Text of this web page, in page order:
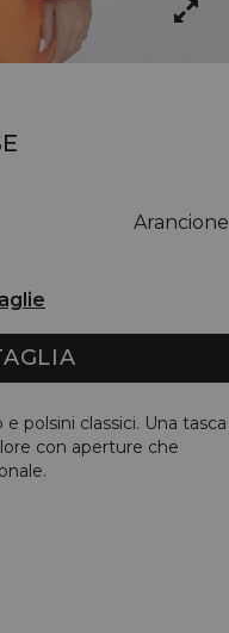
Arancione
polsini classici. Una tasca
con aperture che